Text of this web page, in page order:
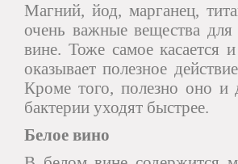
Магний, йод, марганец,
очень важные вещества
вине. Тоже самое
оказывает полезное
Кроме того, полезно оно и
бактерии уходят быстрее.
Белое вино